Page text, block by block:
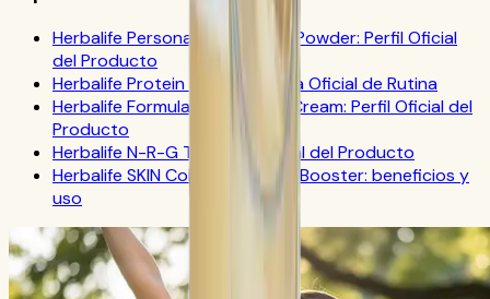
Herbalife Personalized Protein Powder: Perfil Oficial
del Producto
Herbalife Protein Drink Mix: Guía Oficial de Rutina
Herbalife Formula 1 Cookies 'n Cream: Perfil Oficial del
Producto
Herbalife N-R-G Tea: FAQ Oficial del Producto
Herbalife SKIN Collagen Beauty Booster: beneficios y
uso